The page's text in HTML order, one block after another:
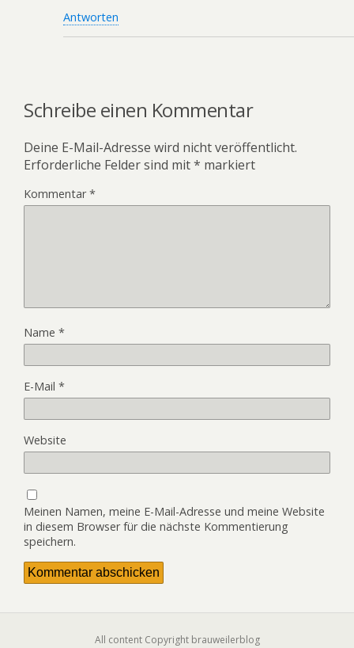
Antworten
Schreibe einen Kommentar
Deine E-Mail-Adresse wird nicht veröffentlicht.
Erforderliche Felder sind mit* markiert
Kommentar*
Name *
E-Mail *
Website
Meinen Namen, meine E-Mail-Adresse und meine Website
in diesem Browser für die nächste Kommentierung
speichern.
All content Copyright brauweilerblog